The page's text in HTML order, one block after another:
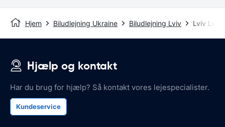
Hjem Biludlejning Ukraine Biludlejning Lviv Lviv
Hjælp og kontakt
Har du brug for hjælp? Så kontakt vores lejespecialister.
Kundeservice